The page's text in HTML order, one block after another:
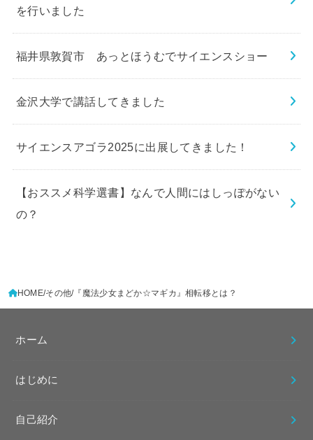
を行いました
福井県敦賀市 あっとほうむでサイエンスショー
金沢大学で講話してきました
サイエンスアゴラ2025に出展してきました！
【おススメ科学選書】なんで人間にはしっぽがない
の？
HOME その他 『魔法少女まどか☆マギカ』相転移とは？
ホーム
はじめに
自己紹介